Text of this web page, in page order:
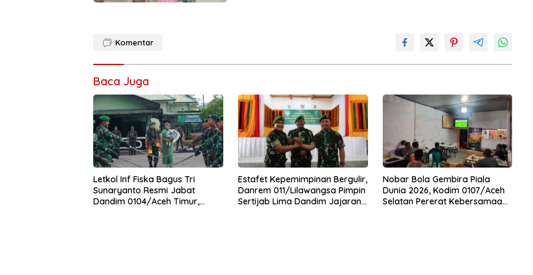
Komentar
Baca Juga
Letkol Inf Fiska Bagus Tri
Sunaryanto Resmi Jabat
Dandim 0104/Aceh Timur,
Estafet Kepemimpinan Bergulir,
Danrem 011/Lilawangsa Pimpin
Sertijab Lima Dandim Jajaran
Nobar Bola Gembira Piala
Dunia 2026, Kodim 0107/Aceh
Selatan Pererat Kebersamaan